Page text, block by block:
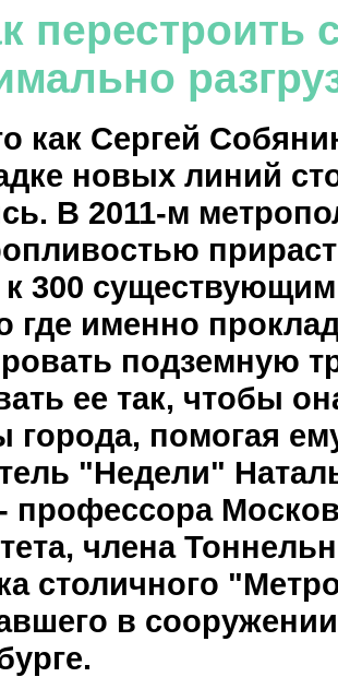
перестроить
как Сергей
новых линий
В 2011-м
к 300
где именно
подземную
ее так, чтобы
города, помогая
"Недели"
профессора
члена
столичного
в